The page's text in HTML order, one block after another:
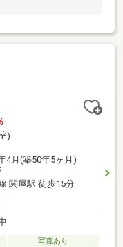
2)
4月(築50年5ヶ月)
関屋駅 徒歩15分
写真あり